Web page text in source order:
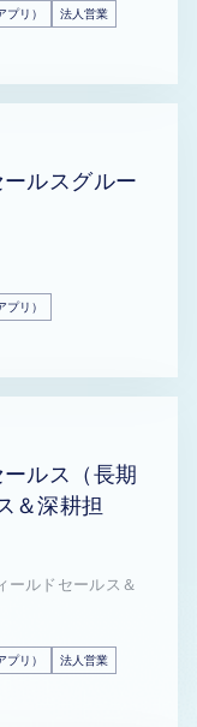
リ）
法人営業
ルスグルー
リ）
ルス（長期
＆深耕担
ールドセールス＆
リ）
法人営業